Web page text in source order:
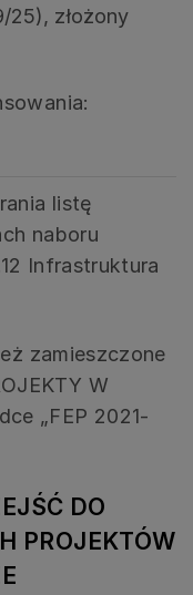
25), złożony
listę
naboru
Infrastruktura
zamieszczone
W
„FEP 2021-
DO
PROJEKTÓW